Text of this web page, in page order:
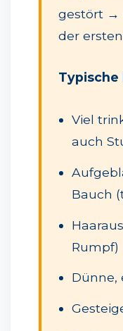
gestört →
der
Typische
Viel
auch
Bauch
Rumpf)
Dünne,